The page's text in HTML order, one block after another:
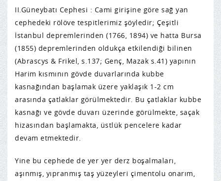
II.Güneybatı Cephesi : Cami girişine göre sağ yan
cephedeki rölöve tespitlerimiz şöyledir; Çeşitli
İstanbul depremlerinden (1766, 1894) ve hatta Bursa
(1855) depremlerinden oldukça etkilendiği bilinen
(Abrascys & Frikel, s.137; Genç, Mazak s.41) yapının
Harim kısmının gövde duvarlarında kubbe
kasnağından başlamak üzere yaklaşık 1-2 cm
arasında çatlaklar görülmektedir. Bu çatlaklar kubbe
kasnağı ve gövde duvarı üzerinde görülmekte, saçak
hizasından başlamakta, üstlük pencelere kadar
devam etmektedir.
Yine bu cephede de yer yer derz boşalmaları,
aşınmış, yıpranmış taş yüzeyleri çimentolu onarım,